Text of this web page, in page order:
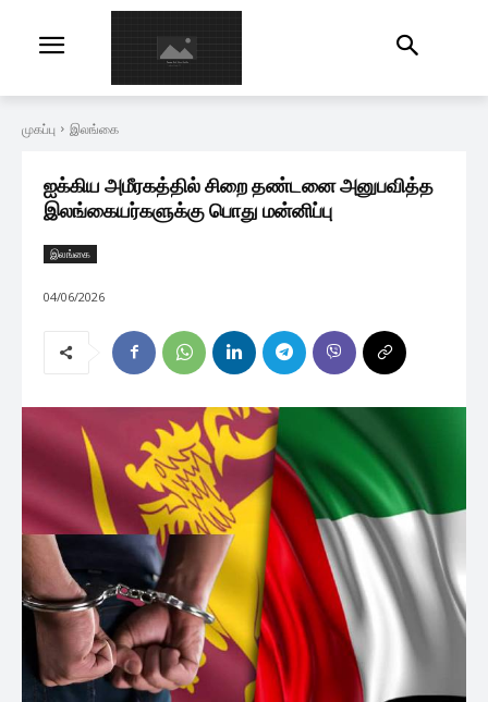
முகப்பு இலங்கை
ஐக்கிய அமீரகத்தில் சிறை தண்டனை அனுபவித்த
இலங்கையர்களுக்கு பொது மன்னிப்பு
இலங்கை
04/06/2026